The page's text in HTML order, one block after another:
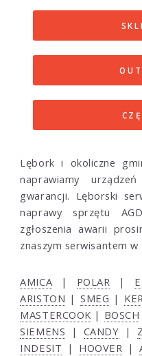
Lębork i okoliczne
naprawiamy
gwarancji. Lęborski
naprawy sprzętu
zgłoszenia awarii
znaszym serwisantem w
AMICA | POLAR |
ARISTON | SMEG |
MASTERCOOK | BOSCH
SIEMENS | CANDY |
INDESIT | HOOVER |